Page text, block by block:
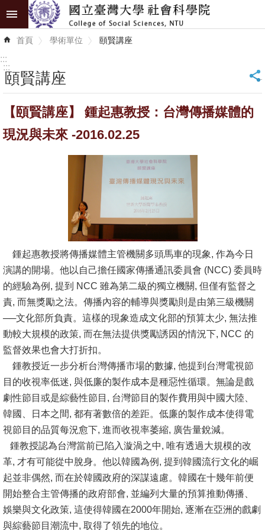
跳到主要內容區塊
進
階
識
學
究
消
息
公
告
國
際
化
高
教
深
耕
辦
法
及
首頁 學術單位 頤賢講座
:::
:::
頤賢講座 _
【頤賢講座】 鍾起惠教授：台灣傳播媒體的
現況與未來 -2016.02.25
鍾起惠教授將傳播媒體主管機關多頭馬車的現象, 作為今日
演講的開場。他以自己擔任國家傳播通訊委員會 (NCC) 委員時
的經驗為例, 提到 NCC 雖為第二級的獨立機關, 但僅有監督之
責, 而無獎勵之法。傳播內容的輔導與獎勵則是由第三級機關
──文化部所負責。這樣的現象造成文化部的預算太少, 無法推
動較大規模的政策, 而在無法提供獎勵誘因的情況下, NCC 的
監督效果也會大打折扣。
鍾教授近一步分析台灣傳播市場的數據, 他提到台灣電視節
目的收視率低迷, 與低廉的製作成本是種惡性循環。無論是戲
劇性節目或是綜藝性節目, 台灣節目的製作費用與中國大陸、
韓國、日本之間, 都有著數倍的差距。低廉的製作成本使得電
視節目的品質每況愈下, 進而收視率萎縮, 廣告量銳減。
鍾教授認為台灣當前已陷入漩渦之中, 唯有透過大規模的改
革, 才有可能從中脫身。他以韓國為例, 提到韓國流行文化的崛
起並非偶然, 而在於韓國政府的深謀遠慮。韓國在十幾年前便
開始整合主管傳播的政府部會, 並編列大量的預算推動傳播、
娛樂與文化政策, 這使得韓國在2000年開始, 逐漸在亞洲的戲劇
與綜藝節目潮流中, 取得了領先的地位。